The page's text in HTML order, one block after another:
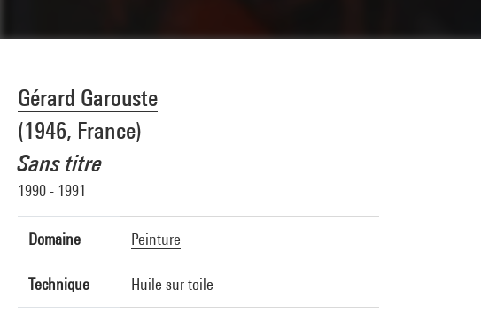
Gérard Garouste
(1946, France)
Sans titre
1990 - 1991
Domaine Peinture
Technique Huile sur toile